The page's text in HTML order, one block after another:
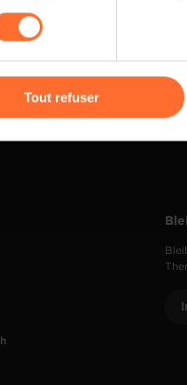
de tous les cookies ou
page.
Tout refuser